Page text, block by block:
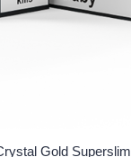
Gold Superslim